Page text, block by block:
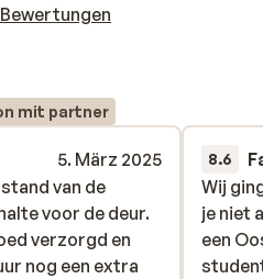
mit partner
5. März 2025
van de
voor de deur.
verzorgd en
nog een extra
van de
voor de deur.
verzorgd en
nog een extra
8.6
Wij
je niet
een
Wij
je niet
een